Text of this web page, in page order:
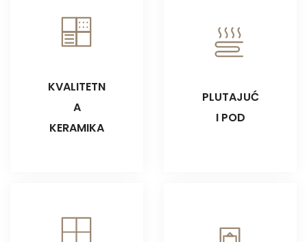
KVALITETN
A
KERAMIKA
PLUTAJUĆ
I POD